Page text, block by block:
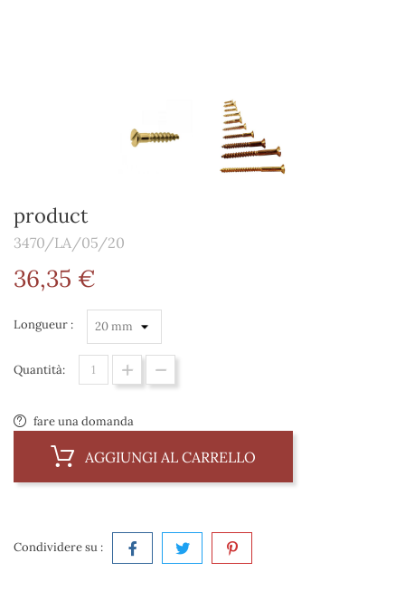
product
3470/LA/05/20
36,35 €
Longueur :
Quantità:
fare una domanda
AGGIUNGI AL CARRELLO
Condividere su :